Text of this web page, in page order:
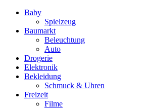
Baby
Spielzeug
Baumarkt
Beleuchtung
Auto
Drogerie
Elektronik
Bekleidung
Schmuck & Uhren
Freizeit
Filme